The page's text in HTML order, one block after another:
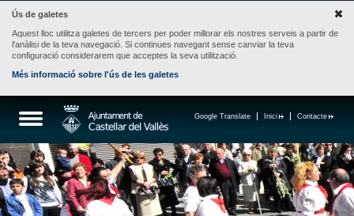
Ús de galetes
Aquest lloc utilitza galetes de tercers per poder millorar els nostres serveis a partir de
l'anàlisi de la teva navegació. Si continues navegant sense canviar la teva
configuració considerarem que acceptes la seva utilització.
Més informació sobre l'ús de les galetes
Contacte
Inici
Google Translate